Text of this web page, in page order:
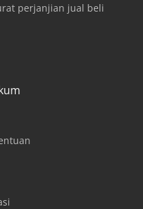
perjanjian jual beli